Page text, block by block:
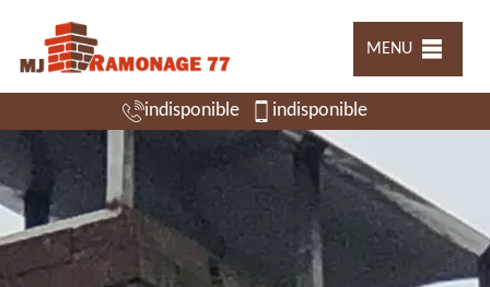
MENU
indisponible indisponible